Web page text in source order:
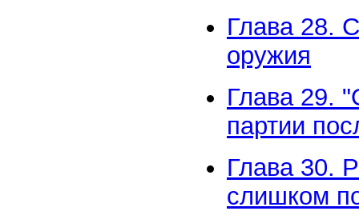
Глава 28.
оружия
Глава 29.
партии
Глава 30.
слишком